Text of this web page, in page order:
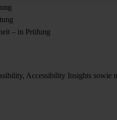
– in Prüfung
Accessibility Insights sowie